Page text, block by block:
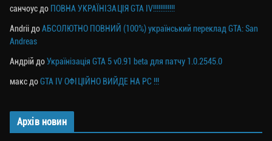
санчоус до ПОВНА УКРАЇНІЗАЦІЯ GTA IV!!!!!!!!!!!!
Andrii доАБСОЛЮТНО ПОВНИЙ (100%) український переклад GTA: San
Andreas
Андрій доУкраїнізація GTA 5 v0.91 beta для патчу 1.0.2545.0
макс доGTA IV ОФІЦІЙНО ВИЙДЕ НА PC !!!
Архів новин